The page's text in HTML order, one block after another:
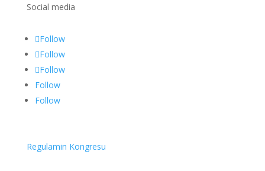
Social media
Follow
Follow
Follow
Follow
Follow
Regulamin Kongresu